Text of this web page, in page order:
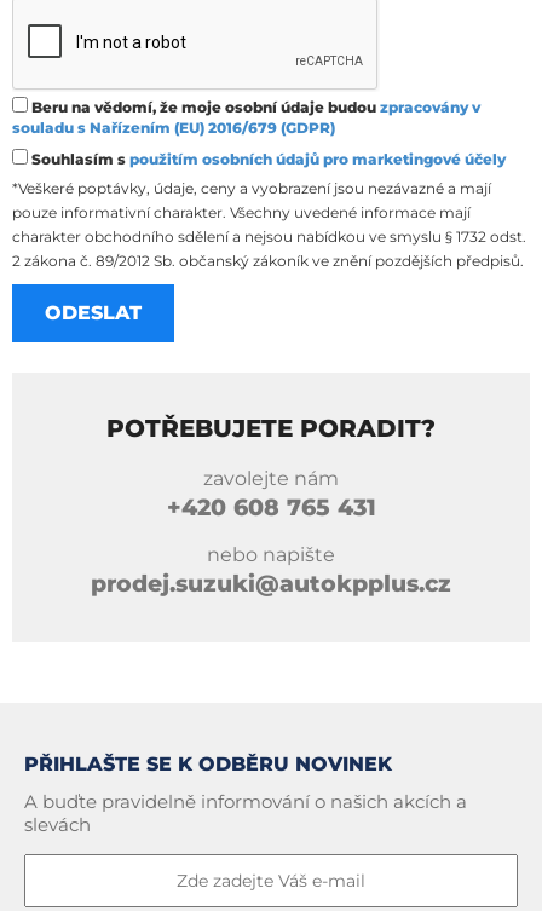
Beru na vědomí, že moje osobní údaje budou zpracovány v
souladu s Nařízením (EU) 2016/679 (GDPR)
Souhlasím s použitím osobních údajů pro marketingové účely
*Veškeré poptávky, údaje, ceny a vyobrazení jsou nezávazné a mají
pouze informativní charakter. Všechny uvedené informace mají
charakter obchodního sdělení a nejsou nabídkou ve smyslu § 1732 odst.
2 zákona č. 89/2012 Sb. občanský zákoník ve znění pozdějších předpisů.
POTŘEBUJETE PORADIT?
zavolejte nám
+420608 765 431
nebo napište
prodej.suzuki@autokpplus.cz
PŘIHLAŠTE SE K ODBĚRU NOVINEK
A buďte pravidelně informování o našich akcích a
slevách